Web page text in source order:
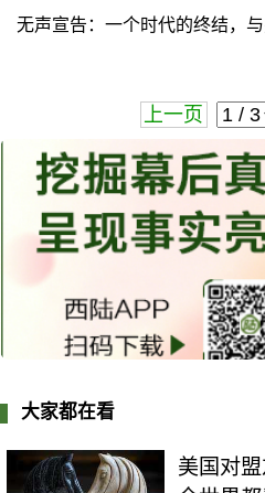
无声宣告：一个时代的终结，与
上一页
大家都在看
美国对盟